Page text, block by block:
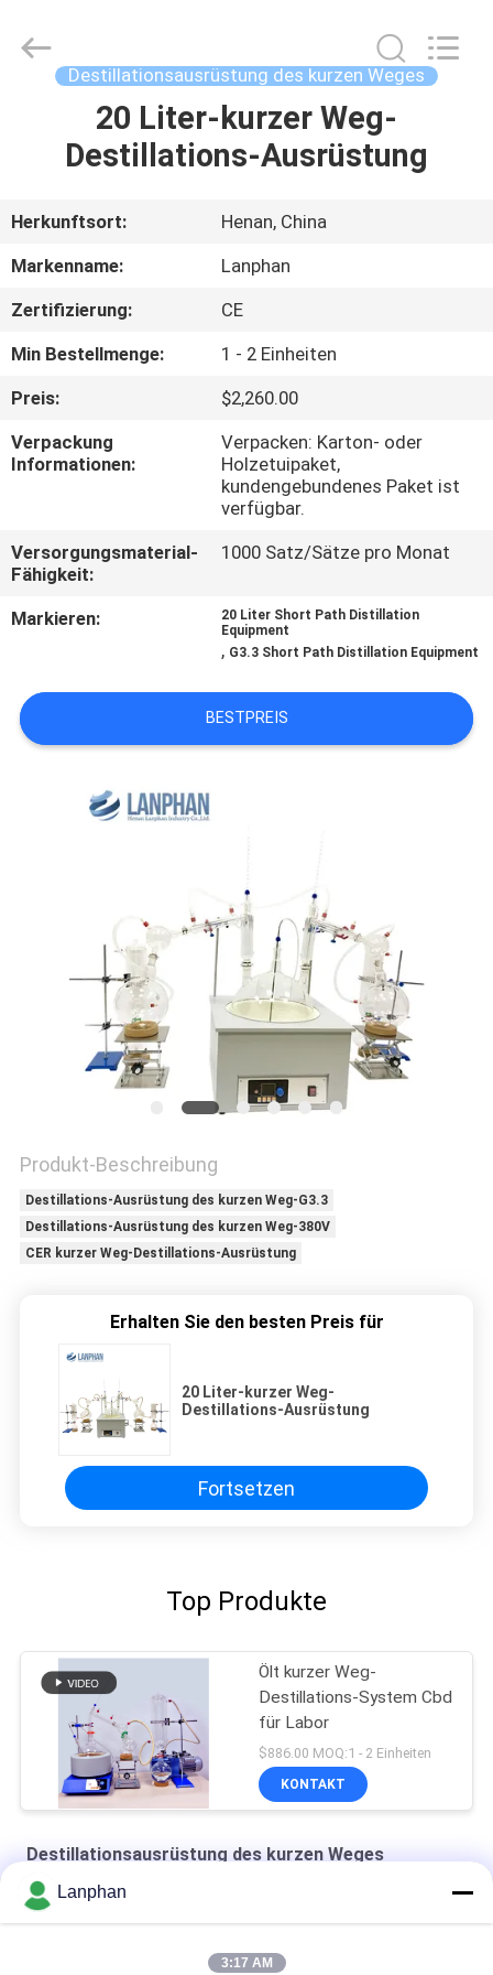
VIDEOS
ÜBER
UNS
FABRIK-
AUSFLUG
QUALITÄTSKONTROLLE
TRETEN
MIT
UNS
VERBINDUNG
ZITAT
SITEMAP
DATENSCHUTZRICHTLINIE
Co.,Ltd.
Destillationsausrüstung des kurzen Weges
20 Liter-kurzer Weg-
Destillations-Ausrüstung
Herkunftsort:
Henan, China
Markenname:
Lanphan
Zertifizierung:
CE
Min Bestellmenge:
1 - 2 Einheiten
Preis:
$2,260.00
Verpackung
Informationen:
Verpacken: Karton- oder
Holzetuipaket,
kundengebundenes Paket ist
verfügbar.
Versorgungsmaterial-
Fähigkeit:
1000 Satz/Sätze pro Monat
Markieren:
20 Liter Short Path Distillation
Equipment
, G3.3 Short Path Distillation Equipment
BESTPREIS
Produkt-Beschreibung
Destillations-Ausrüstung des kurzen Weg-G3.3
Destillations-Ausrüstung des kurzen Weg-380V
CER kurzer Weg-Destillations-Ausrüstung
Erhalten Sie den besten Preis für
20 Liter-kurzer Weg-
Destillations-Ausrüstung
Fortsetzen
Top Produkte
Ölt kurzer Weg-
Destillations-System Cbd
für Labor
$886.00 MOQ:1 - 2 Einheiten
KONTAKT
Destillationsausrüstung des kurzen Weges
Destillations-Ausrüstung des kurzen Weg-250W
Lanphan
3:17 AM